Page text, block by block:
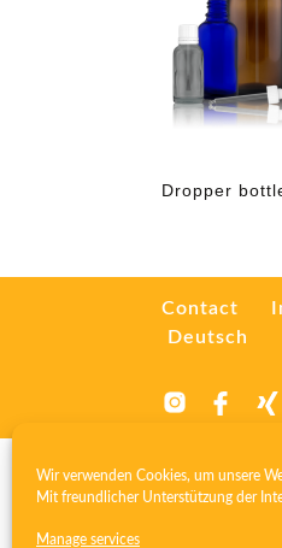
Wir verwenden Cookies, um unsere
Mit freundlicher Unterstützung der
Manage services
Dropper
Contact
Deutsch